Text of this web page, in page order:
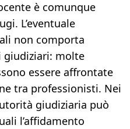
è comunque
L’eventuale
non comporta
giudiziari: molte
essere affrontate
tra professionisti. Nei
giudiziaria può
l’affidamento